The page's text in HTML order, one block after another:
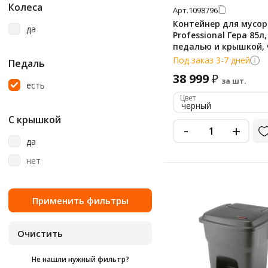
38 л
43 л
5 л
5.5 л
55 л
60 л
65 л
80 л
90 л
Колеса
да
Педаль
есть
С крышкой
да
нет
Не нашли нужный фильтр?
Арт.1098796
Контейнер для
Professional Гера 85л,
педалью и крышкой,
137761
Под заказ 3-7 дней
38 999₽ за шт.
Цвет
черный
- +